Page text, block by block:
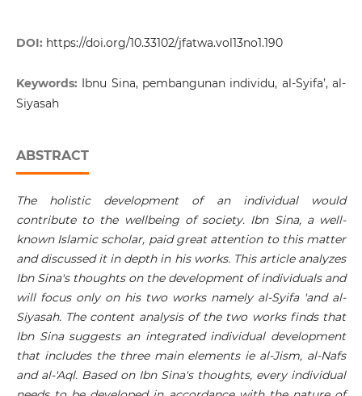
DOI: https://doi.org/10.33102/jfatwa.vol13no1.190
Keywords: Ibnu Sina, pembangunan individu, al-Syifa’, al-
Siyasah
ABSTRACT
The holistic development of an individual would
contribute to the wellbeing of society. Ibn Sina, a well-
known Islamic scholar, paid great attention to this matter
and discussed it in depth in his works. This article analyzes
Ibn Sina's thoughts on the development of individuals and
will focus only on his two works namely al-Syifa 'and al-
Siyasah. The content analysis of the two works finds that
Ibn Sina suggests an integrated individual development
that includes the three main elements ie al-Jism, al-Nafs
and al-'Aql. Based on Ibn Sina's thoughts, every individual